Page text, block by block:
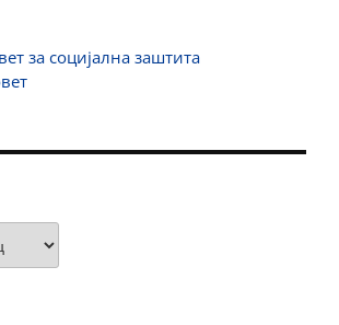
за социјална заштита